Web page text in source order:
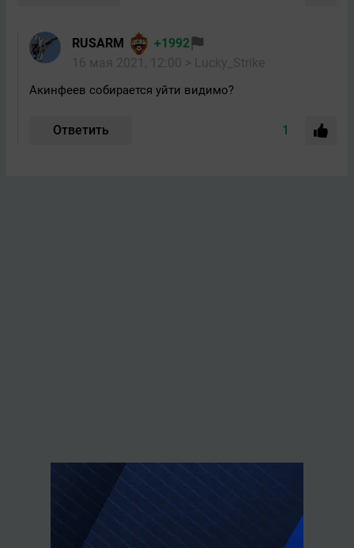
RUSARM
+1992
Акинфеев собирается уйти видимо?
Ответить 1